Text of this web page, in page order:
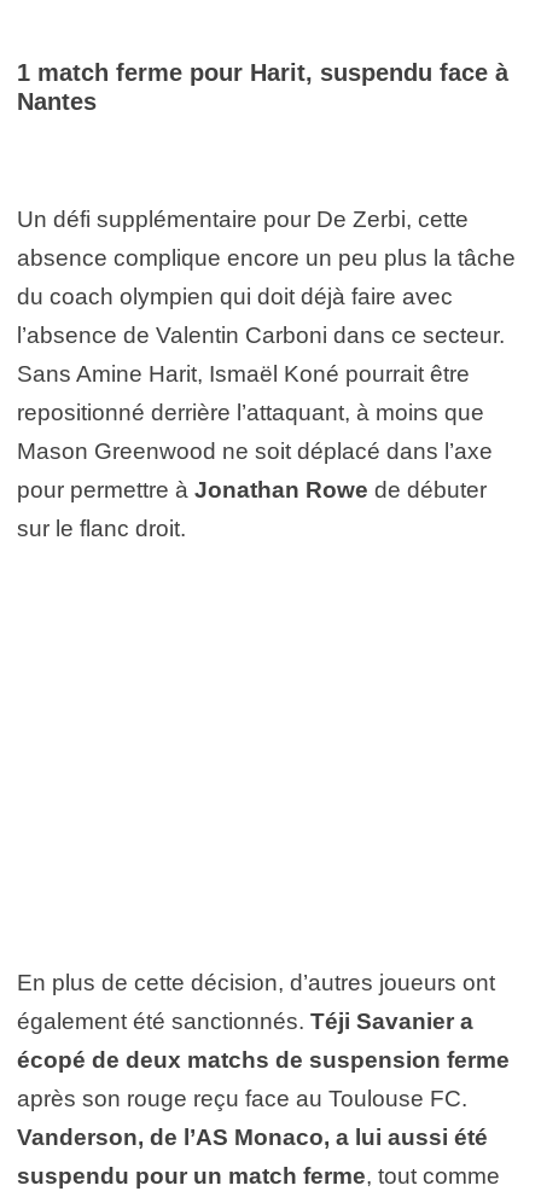
1 match ferme pour Harit, suspendu face à
Nantes
Un défi supplémentaire pour De Zerbi, cette
absence complique encore un peu plus la tâche
du coach olympien qui doit déjà faire avec
l’absence de Valentin Carboni dans ce secteur.
Sans Amine Harit, Ismaël Koné pourrait être
repositionné derrière l’attaquant, à moins que
Mason Greenwood ne soit déplacé dans l’axe
pour permettre à Jonathan Rowe de débuter
sur le flanc droit.
En plus de cette décision, d’autres joueurs ont
également été sanctionnés. Téji Savanier a
écopé de deux matchs de suspension ferme
après son rouge reçu face au Toulouse FC.
Vanderson, de l’AS Monaco, a lui aussi été
suspendu pour un match ferme, tout comme